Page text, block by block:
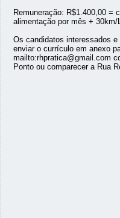
Remuneração: R$1.400,00 =
alimentação por mês + 30km/
Os candidatos interessados
enviar o currículo em anexo
mailto:rhpratica@gmail.com
Ponto ou comparecer a Rua